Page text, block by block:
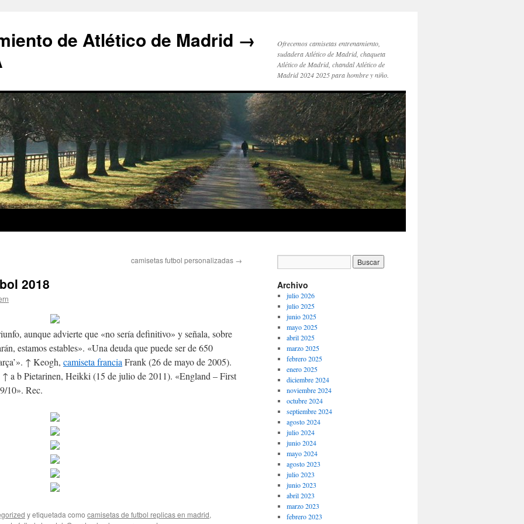
de Atlético de Madrid →
Ofrecemos camisetas entrenamiento,
sudadera Atlético de Madrid, chaqueta
Atlético de Madrid, chandal Atlético de
Madrid 2024 2025 para hombre y niño.
camisetas futbol personalizadas →
2018
aunque advierte que «no sería definitivo» y señala, sobre
estamos estables». «Una deuda que puede ser de 650
↑ Keogh, camiseta francia Frank (26 de mayo de 2005).
a b Pietarinen, Heikki (15 de julio de 2011). «England – First
10». Rec.
y etiquetada como camisetas de futbol replicas en madrid,
Archivo
julio 2026
julio 2025
junio 2025
mayo 2025
abril 2025
marzo 2025
febrero 2025
enero 2025
diciembre 2024
noviembre 2024
octubre 2024
septiembre 2024
agosto 2024
julio 2024
junio 2024
mayo 2024
agosto 2023
julio 2023
junio 2023
abril 2023
marzo 2023
febrero 2023